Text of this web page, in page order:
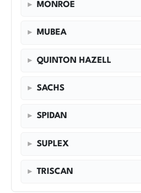
MONROE
MUBEA
QUINTON HAZELL
SACHS
SPIDAN
SUPLEX
TRISCAN